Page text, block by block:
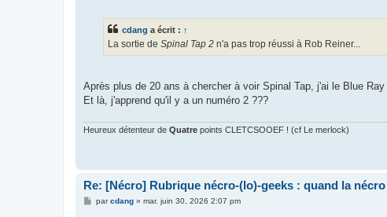
cdang a écrit : ↑
La sortie de Spinal Tap 2 n'a pas trop réussi à Rob Reiner...
Après plus de 20 ans à chercher à voir Spinal Tap, j'ai le Blue
Et là, j'apprend qu'il y a un numéro 2 ???
Heureux détenteur de Quatre points CLETCSOOEF ! (cf Le merlock)
Re: [Nécro] Rubrique nécro-(lo)-geeks : quand la
Mparcdang» mar. juin 30, 2026 2:07 pm